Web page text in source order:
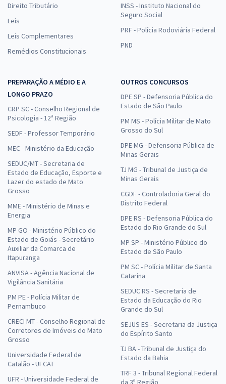
Direito Tributário
Leis
Leis Complementares
Remédios Constitucionais
INSS - Instituto Nacional do
Seguro Social
PRF - Polícia Rodoviária Federal
PND
PREPARAÇÃO A MÉDIO E A
LONGO PRAZO
CRP SC - Conselho Regional de
Psicologia - 12ª Região
SEDF - Professor Temporário
MEC - Ministério da Educação
SEDUC/MT - Secretaria de
Estado de Educação, Esporte e
Lazer do estado de Mato
Grosso
MME - Ministério de Minas e
Energia
MP GO - Ministério Público do
Estado de Goiás - Secretário
Auxiliar da Comarca de
Itapuranga
ANVISA - Agência Nacional de
Vigilância Sanitária
PM PE - Polícia Militar de
Pernambuco
CRECI MT - Conselho Regional de
Corretores de Imóveis do Mato
Grosso
Universidade Federal de
Catalão - UFCAT
UFR - Universidade Federal de
OUTROS CONCURSOS
DPE SP - Defensoria Pública do
Estado de São Paulo
PM MS - Polícia Militar de Mato
Grosso do Sul
DPE MG - Defensoria Pública de
Minas Gerais
TJ MG - Tribunal de Justiça de
Minas Gerais
CGDF - Controladoria Geral do
Distrito Federal
DPE RS - Defensoria Pública do
Estado do Rio Grande do Sul
MP SP - Ministério Público do
Estado de São Paulo
PM SC - Polícia Militar de Santa
Catarina
SEDUC RS - Secretaria de
Estado da Educação do Rio
Grande do Sul
SEJUS ES - Secretaria da Justiça
do Espírito Santo
TJ BA - Tribunal de Justiça do
Estado da Bahia
TRF 3 - Tribunal Regional Federal
da 3ª Região